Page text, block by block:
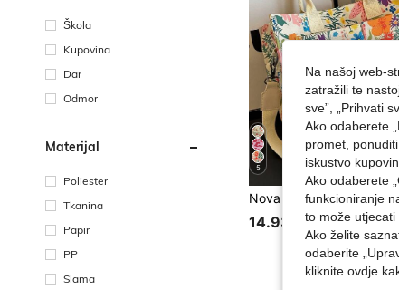
Škola
Kupovina
Dar
Odmor
Materijal
Poliester
Tkanina
Papir
PP
Slama
5
14.93€
Na našoj web-
zatražili te
sve”, „Prihvati
Ako odaberete
promet,
iskustvo
Ako odaberete
funkcioniranje
to može utjecati
Ako želite
odaberite
kliknite ovdje